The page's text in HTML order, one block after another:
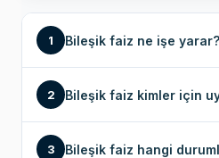
1 Bileşik faiz ne işe yarar?
2 Bileşik faiz kimler için
3 Bileşik faiz hangi